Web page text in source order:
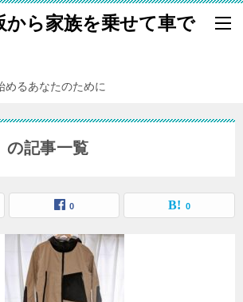
から家族を乗せて車で
めるあなたのために
の記事一覧
0 0